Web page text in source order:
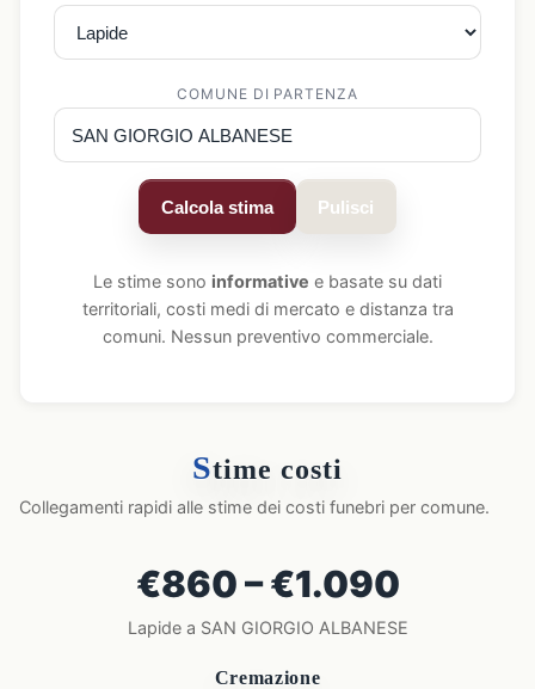
COMUNE DI PARTENZA
Calcola stima Pulisci
Le stime sono informative e basate su dati
territoriali, costi medi di mercato e distanza tra
comuni. Nessun preventivo commerciale.
Stime costi
Collegamenti rapidi alle stime dei costi funebri per comune.
€860 – €1.090
Lapide a SAN GIORGIO ALBANESE
Cremazione